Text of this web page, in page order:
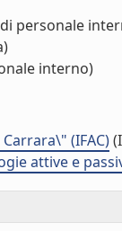
personale
interno)
(IFAC)
attive e